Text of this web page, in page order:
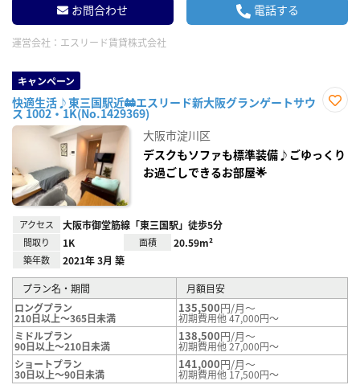
お問合わせ 電話する
運営会社： エスリード賃貸株式会社
キャンペーン
快適生活♪東三国駅近🚋エスリード新大阪グランゲートサウ
ス 1002・1K(No.1429369)
録
大阪市淀川区
デスクもソファも標準装備♪ごゆっくり
お過ごしできるお部屋🌟
アクセス 大阪市御堂筋線「東三国駅」徒歩5分
間取り 1K 面積 20.59m²
築年数 2021年 3月 築
プラン名・期間
月額目安
ロングプラン
210日以上～365日未満
135,500円/月～
初期費用他 47,000円～
ミドルプラン
90日以上～210日未満
138,500円/月～
初期費用他 27,000円～
ショートプラン
30日以上～90日未満
141,000円/月～
初期費用他 17,500円～